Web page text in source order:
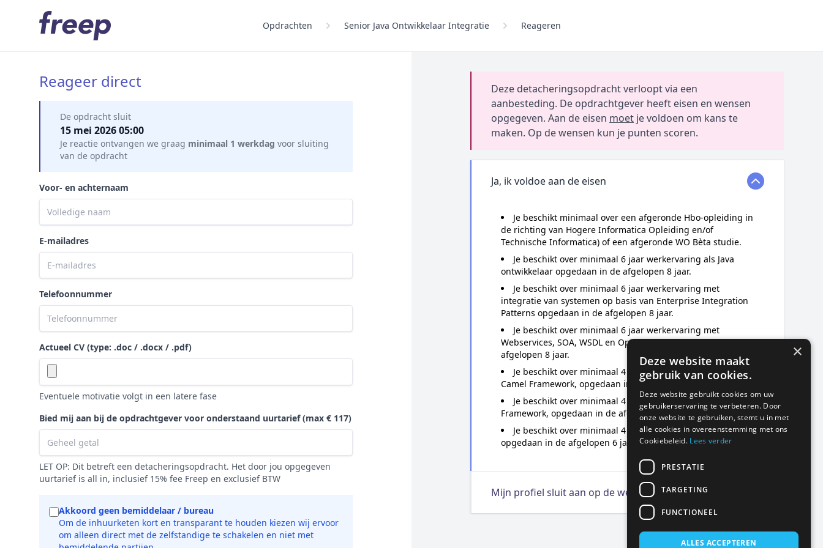
Opdrachten Senior Java Ontwikkelaar Integratie Reageren
Mijn gegevens
Reageer direct
De opdracht sluit
15 mei 2026 05:00
Je reactie ontvangen we graag minimaal 1 werkdag voor sluiting
van de opdracht
Voor- en achternaam
E-mailadres
Telefoonnummer
Actueel CV (type: .doc / .docx / .pdf)
Eventuele motivatie volgt in een latere fase
Bied mij aan bij de opdrachtgever voor onderstaand uurtarief(max € 117)
LET OP: Dit betreft een detacheringsopdracht. Het door jou opgegeven
uurtarief is all in, inclusief 15% fee Freep en exclusief BTW
Akkoord geen bemiddelaar / bureau
Om de inhuurketen kort en transparant te houden kiezen wij ervoor
om alleen direct met de zelfstandige te schakelen en niet met
Deze detacheringsopdracht verloopt via een
aanbesteding. De opdrachtgever heeft eisen en wensen
opgegeven. Aan de eisen moet je voldoen om kans te
maken. Op de wensen kun je punten scoren.
Ja, ik voldoe aan de eisen
Je beschikt minimaal over een afgeronde Hbo-opleiding in
de richting van Hogere Informatica Opleiding en/of
Technische Informatica) of een afgeronde WO Bèta studie.
Je beschikt over minimaal 6 jaar werkervaring als Java
ontwikkelaar opgedaan in de afgelopen 8 jaar.
Je beschikt over minimaal 6 jaar werkervaring met
integratie van systemen op basis van Enterprise Integration
Patterns opgedaan in de afgelopen 8 jaar.
Je beschikt over minimaal 6 jaar werkervaring met
Webservices, SOA, WSDL en OpenAPI, opgedaan in de
afgelopen 8 jaar.
Je beschikt over minimaal 4 jaar werkervaring met Apache
Camel Framework, opgedaan in de afgelopen 6 jaar.
Je beschikt over minimaal 4 jaar werkervaring met Spring
Framework, opgedaan in de afgelopen 6 jaar.
Je beschikt over minimaal 4 jaar werkervaring met SQL,
opgedaan in de afgelopen 6 jaar.
Mijn profiel sluit aan op de wensen
×
Deze website maakt
gebruik van cookies.
Deze website gebruikt cookies om uw
gebruikerservaring te verbeteren. Door
onze website te gebruiken, stemt u in met
alle cookies in overeenstemming met ons
Cookiebeleid. Lees verder
PRESTATIE
TARGETING
FUNCTIONEEL
ALLES ACCEPTEREN